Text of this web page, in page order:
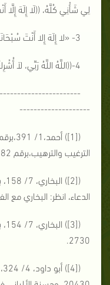
لِي شَأْنِي كُلَّهُ، ((لَا إِلَهَ إِلَّا
3- «لا إِلَهَ إِلا أَنْتَ سُبْحَانَكَ إِنِّي كُنْتُ مِنَ الظَّالِمِينَ»([5]).
4-((اللَّهُ اللَّهُ رَبِّي، لاَ أُشْرِكُ بِهِ شَيْئَاً )) ([6]).
--------------------
الترغيب والترهيب،برقم 182.
الدعاء، انظر: البخاري مع الفتح،
2730.